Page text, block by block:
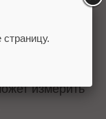
с
измерить
страницу.